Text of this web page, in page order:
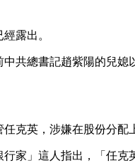
露出。
共總書記趙紫陽的兒
克英，涉嫌在股份分配
家」這人指出，「任